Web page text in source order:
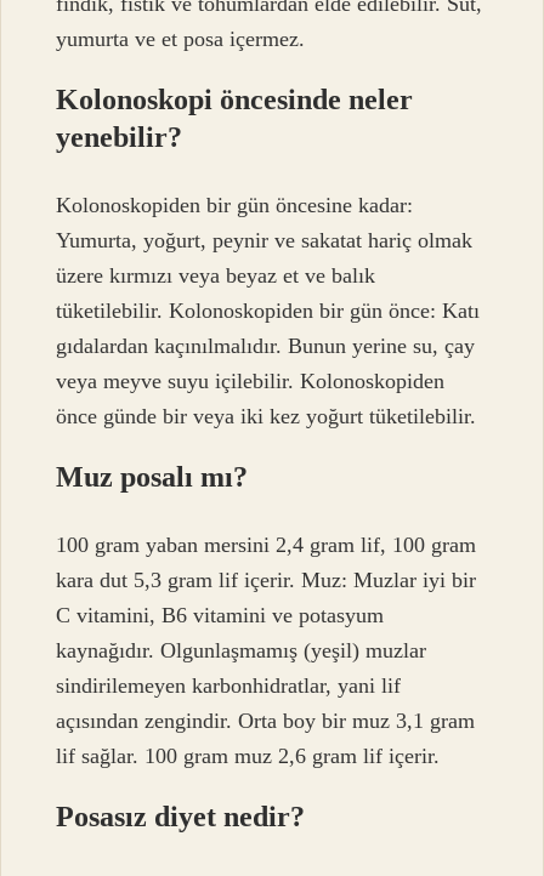
yumurta ve et posa içermez.
Kolonoskopi öncesinde neler
yenebilir?
Kolonoskopiden bir gün öncesine kadar:
Yumurta, yoğurt, peynir ve sakatat hariç olmak
üzere kırmızı veya beyaz et ve balık
tüketilebilir. Kolonoskopiden bir gün önce: Katı
gıdalardan kaçınılmalıdır. Bunun yerine su, çay
veya meyve suyu içilebilir. Kolonoskopiden
önce günde bir veya iki kez yoğurt tüketilebilir.
Muz posalı mı?
100 gram yaban mersini 2,4 gram lif, 100 gram
kara dut 5,3 gram lif içerir. Muz: Muzlar iyi bir
C vitamini, B6 vitamini ve potasyum
kaynağıdır. Olgunlaşmamış (yeşil) muzlar
sindirilemeyen karbonhidratlar, yani lif
açısından zengindir. Orta boy bir muz 3,1 gram
lif sağlar. 100 gram muz 2,6 gram lif içerir.
Posasız diyet nedir?